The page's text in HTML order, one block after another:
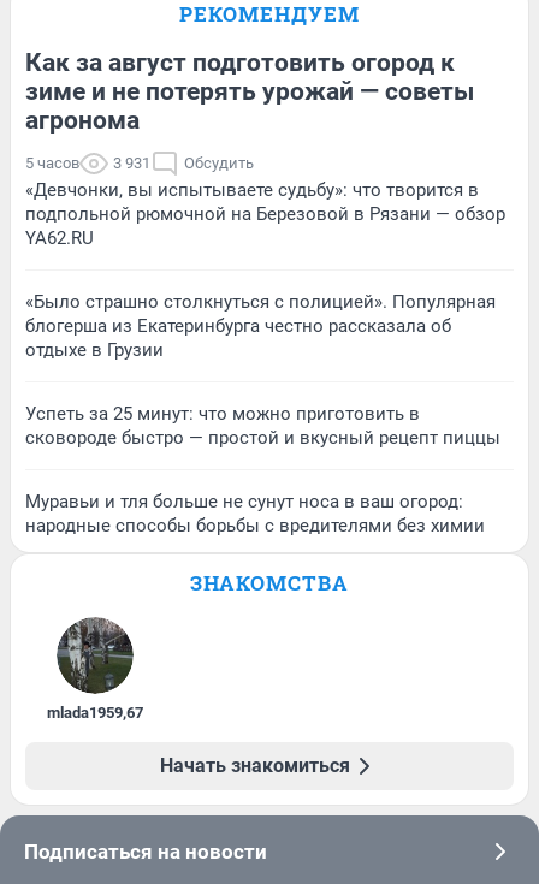
РЕКОМЕНДУЕМ
Как за август подготовить огород к
зиме и не потерять урожай — советы
агронома
5 часов 3 931 Обсудить
«Девчонки, вы испытываете судьбу»: что творится в
подпольной рюмочной на Березовой в Рязани — обзор
YA62.RU
«Было страшно столкнуться с полицией». Популярная
блогерша из Екатеринбурга честно рассказала об
отдыхе в Грузии
Успеть за 25 минут: что можно приготовить в
сковороде быстро — простой и вкусный рецепт пиццы
Муравьи и тля больше не сунут носа в ваш огород:
народные способы борьбы с вредителями без химии
ЗНАКОМСТВА
mlada1959,67
Начать знакомиться
Подписаться на новости